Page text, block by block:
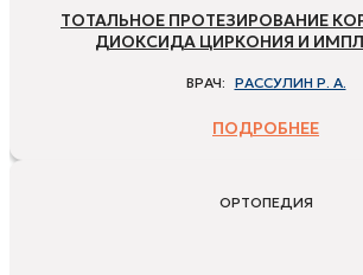
ТОТАЛЬНОЕ ПРОТЕЗИРОВАНИЕ
ДИОКСИДА ЦИРКОНИЯ И
ВРАЧ: РАССУЛИН Р. А.
ПОДРОБНЕЕ
ОРТОПЕДИЯ